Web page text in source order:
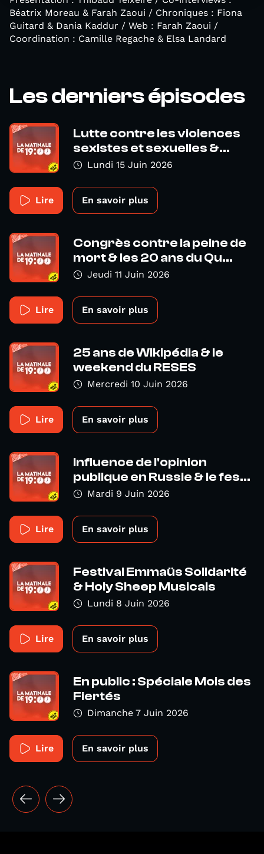
Béatrix Moreau & Farah Zaoui / Chroniques : Fiona
Guitard & Dania Kaddur / Web : Farah Zaoui /
Coordination : Camille Regache & Elsa Landard
Les derniers épisodes
Lutte contre les violences
sexistes et sexuelles &...
Lundi 15 Juin 2026
Lire En savoir plus
Congrès contre la peine de
mort & les 20 ans du Qu...
Jeudi 11 Juin 2026
Lire En savoir plus
25 ans de Wikipédia & le
weekend du RESES
Mercredi 10 Juin 2026
Lire En savoir plus
Influence de l'opinion
publique en Russie & le fes...
Mardi 9 Juin 2026
Lire En savoir plus
Festival Emmaüs Solidarité
& Holy Sheep Musicals
Lundi 8 Juin 2026
Lire En savoir plus
En public : Spéciale Mois des
Fiertés
Dimanche 7 Juin 2026
Lire En savoir plus